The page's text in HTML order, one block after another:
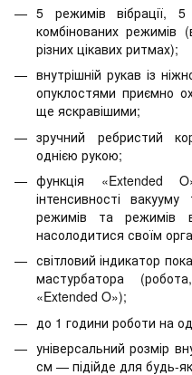
5 режимів вібрації,
комбінованих режимів
різних цікавих ритмах);
внутрішній рукав із
опуклостями приємно
ще яскравішими;
зручний ребристий
однією рукою;
функція «Extended
інтенсивності
режимів та режимів
насолодитися своїм
світловий індикатор
мастурбатора
«Extended O»);
до 1 години роботи на
універсальний розмір
см — підійде для будь-